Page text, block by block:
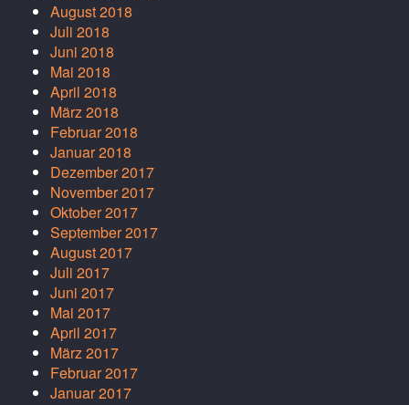
August 2018
Juli 2018
Juni 2018
Mai 2018
April 2018
März 2018
Februar 2018
Januar 2018
Dezember 2017
November 2017
Oktober 2017
September 2017
August 2017
Juli 2017
Juni 2017
Mai 2017
April 2017
März 2017
Februar 2017
Januar 2017